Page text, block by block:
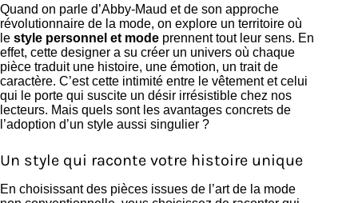
Quand on parle d’Abby-Maud et de son approche
révolutionnaire de la mode, on explore un territoire où
le style personnel et mode prennent tout leur sens. En
effet, cette designer a su créer un univers où chaque
pièce traduit une histoire, une émotion, un trait de
caractère. C’est cette intimité entre le vêtement et celui
qui le porte qui suscite un désir irrésistible chez nos
lecteurs. Mais quels sont les avantages concrets de
l’adoption d’un style aussi singulier ?
Un style qui raconte votre histoire unique
En choisissant des pièces issues de l’art de la mode